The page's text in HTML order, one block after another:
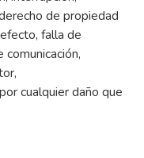
de propiedad
falla de
cualquier daño que